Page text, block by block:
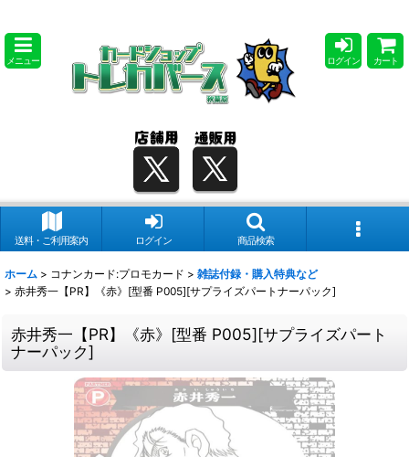
メニュー ログイン カート
送料・ご利用案内 ログイン 商品検索
ホーム > コナンカード:プロモカード > 雑誌付録・購入特典など
> 赤井秀一【PR】《赤》[型番 P005][サプライズパートナーパック]
赤井秀一【PR】《赤》[型番 P005][サプライズパート
ナーパック]